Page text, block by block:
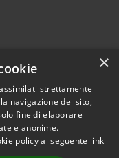
© 2026 • Comune di
• Powered by
×
strettamente
navigazione del sito,
fine di elaborare
e anonime.
policy al seguente link